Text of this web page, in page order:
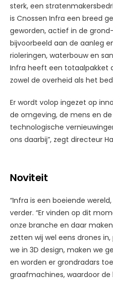
sterk, een
is Cnossen Infra een breed
geworden, actief in de
bijvoorbeeld aan de aanleg
rioleringen, waterbouw en
Infra heeft een totaalpakket
zowel de overheid als het
Er wordt volop ingezet op
de omgeving, de mens en
technologische
ons daarbij”, zegt directeur
Noviteit
“Infra is een boeiende
verder. “Er vinden op dit
onze branche en daar
zetten wij wel eens drones
we in 3D design, maken we
en worden er grondradars
graafmachines, waardoor